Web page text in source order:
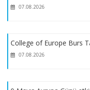
MARMARA
2025-2026 EĞİTİM
HAKKI KAZANAN YEDEK
07.08.2026
College of Europe Burs
07.08.2026